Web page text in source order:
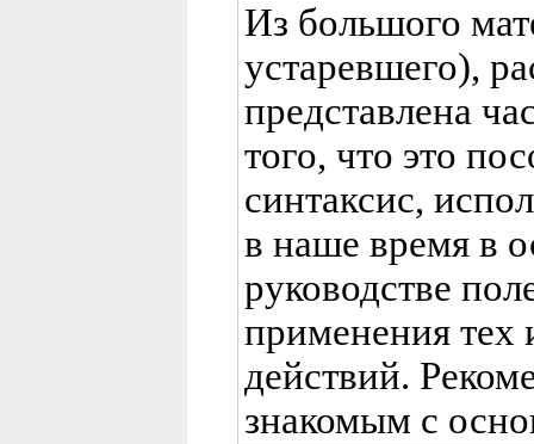
Из большого
устаревшего),
представлена
того, что это
синтаксис,
в наше время в
руководстве
применения тех
действий.
знакомым с